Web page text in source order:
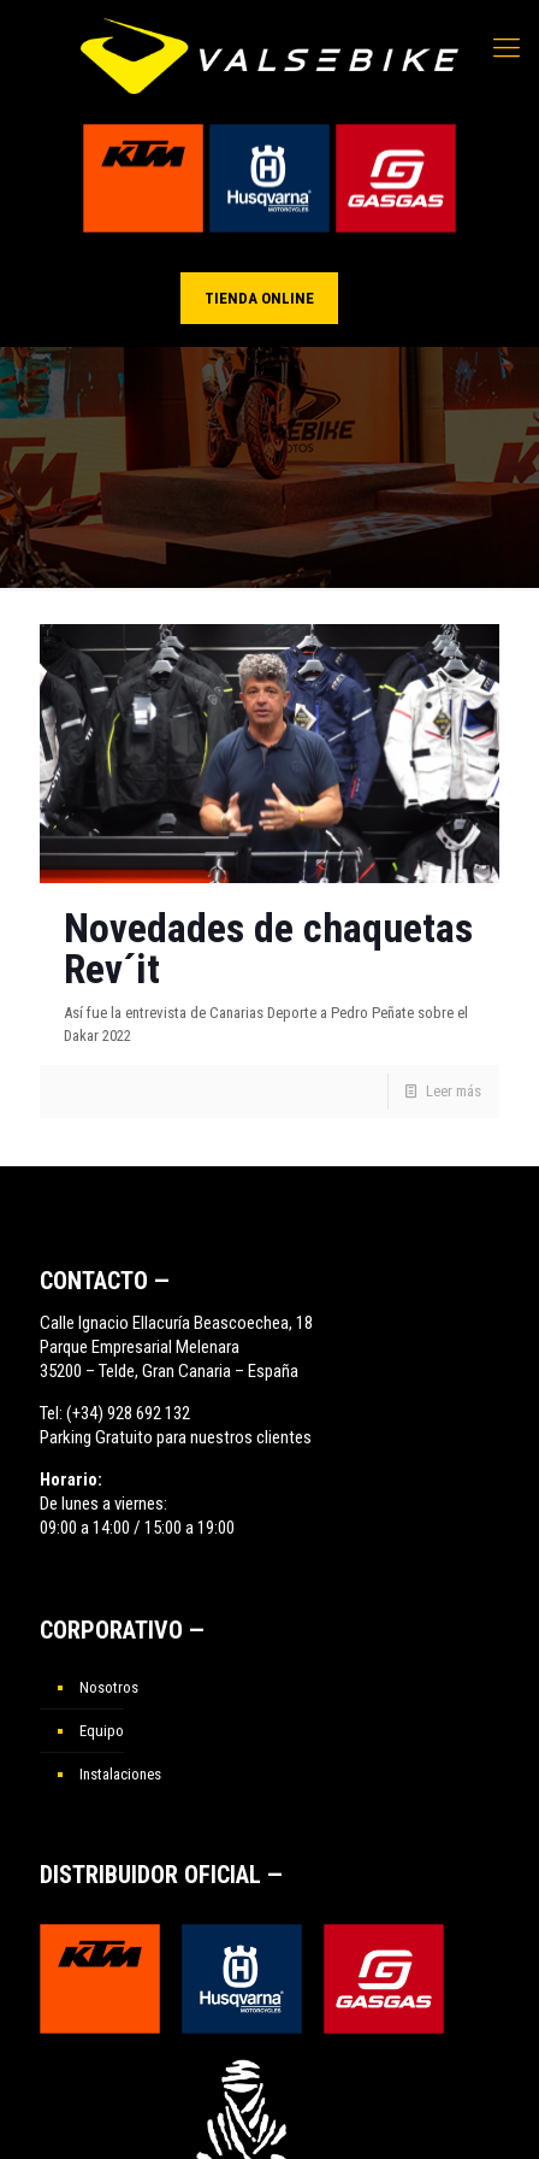
TIENDA ONLINE
Novedades de chaquetas
Rev´it
Así fue la entrevista de Canarias Deporte a Pedro Peñate sobre el
Dakar 2022
Leer más
CONTACTO —
Calle Ignacio Ellacuría Beascoechea, 18
Parque Empresarial Melenara
35200 – Telde, Gran Canaria – España
Tel: (+34) 928 692 132
Parking Gratuito para nuestros clientes
Horario:
De lunes a viernes:
09:00 a 14:00 / 15:00 a 19:00
CORPORATIVO —
Nosotros
Equipo
Instalaciones
DISTRIBUIDOR OFICIAL —